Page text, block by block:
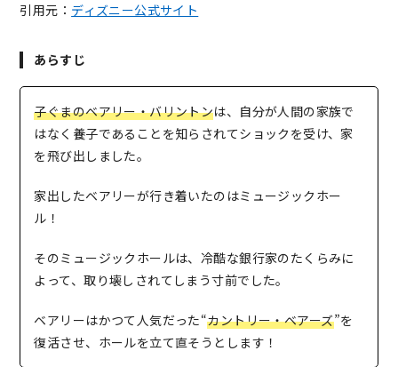
引用元： ディズニー公式サイト
あらすじ
子ぐまのベアリー・バリントンは、自分が人間の家族で
はなく養子であることを知らされてショックを受け、家
を飛び出しました。
家出したベアリーが行き着いたのはミュージックホー
ル！
そのミュージックホールは、冷酷な銀行家のたくらみに
よって、取り壊しされてしまう寸前でした。
ベアリーはかつて人気だった“カントリー・ベアーズ”を
復活させ、ホールを立て直そうとします！